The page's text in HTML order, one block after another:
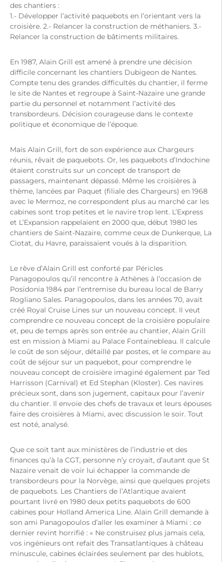
des chantiers :
1.- Développer l’activité paquebots en l’orientant vers la
croisière. 2.- Relancer la construction de méthaniers. 3.-
Relancer la construction de bâtiments militaires.
En 1987, Alain Grill est amené à prendre une décision
difficile concernant les chantiers Dubigeon de Nantes.
Compte tenu des grandes difficultés du chantier, il ferme
le site de Nantes et regroupe à Saint-Nazaire une grande
partie du personnel et notamment l’activité des
transbordeurs. Décision courageuse dans le contexte
politique et économique de l’époque.
Mais Alain Grill, fort de son expérience aux Chargeurs
réunis, rêvait de paquebots. Or, les paquebots d’Indochine
étaient construits sur un concept de transport de
passagers, maintenant dépassé. Même les croisières à
thème, lancées par Paquet (filiale des Chargeurs) en 1968
avec le Mermoz, ne correspondent plus au marché car les
cabines sont trop petites et le navire trop lent. L’Express
et L’Expansion rappelaient en 2000 que, début 1980 les
chantiers de Saint-Nazaire, comme ceux de Dunkerque, La
Ciotat, du Havre, paraissaient voués à la disparition.
Le rêve d’Alain Grill est conforté par Péricles
Panagopoulos qu’il rencontre à Athènes à l’occasion de
Posidonia 1984 par l’entremise du bureau local de Barry
Rogliano Sales. Panagopoulos, dans les années 70, avait
créé Royal Cruise Lines sur un nouveau concept. Il veut
comprendre ce nouveau concept de la croisière populaire
et, peu de temps après son entrée au chantier, Alain Grill
est en mission à Miami au Palace Fontainebleau. Il calcule
le coût de son séjour, détaillé par postes, et le compare au
coût de séjour sur un paquebot, pour comprendre le
nouveau concept de croisière imaginé également par Ted
Harrisson (Carnival) et Ed Stephan (Kloster). Ces navires
précieux sont, dans son jugement, capitaux pour l’avenir
du chantier. Il envoie des chefs de travaux et leurs épouses
faire des croisières à Miami, avec discussion le soir. Tout
est noté, analysé.
Que ce soit tant aux ministères de l’industrie et des
finances qu’à la CGT, personne n’y croyait, d’autant que St
Nazaire venait de voir lui échapper la commande de
transbordeurs pour la Norvège, ainsi que quelques projets
de paquebots. Les Chantiers de l’Atlantique avaient
pourtant livré en 1980 deux petits paquebots de 600
cabines pour Holland America Line. Alain Grill demande à
son ami Panagopoulos d’aller les examiner à Miami : ce
dernier revint horrifié : « Ne construisez plus jamais cela,
vos ingénieurs ont refait des Transatlantiques à château
minuscule, cabines éclairées seulement par des hublots,